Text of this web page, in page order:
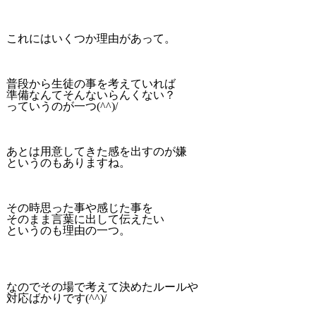
これにはいくつか理由があって。
普段から生徒の事を考えていれば
準備なんてそんないらんくない？
っていうのが一つ(^^)/
あとは用意してきた感を出すのが嫌
というのもありますね。
その時思った事や感じた事を
そのまま言葉に出して伝えたい
というのも理由の一つ。
なのでその場で考えて決めたルールや
対応ばかりです(^^)/